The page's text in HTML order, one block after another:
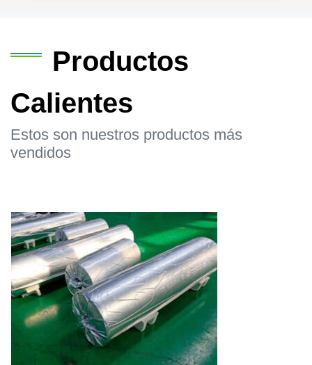
Productos
Calientes
Estos son nuestros productos más
vendidos